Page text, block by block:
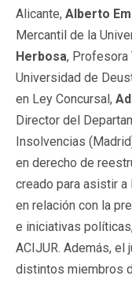
Alicante, Alberto
Mercantil de la
Herbosa, Profesora
Universidad de
en Ley Concursal,
Director del
Insolvencias
en derecho de
creado para asistir a
en relación con la
e iniciativas
ACIJUR. Además, el
distintos miembros